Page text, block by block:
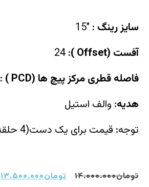
سایز رینگ :
15″
آفست (Offset )
:
24
فاصله قطری مرکز پیچ ها (PCD )
:
هدیه: والف استیل
توجه: قیمت برای یک دست(4 حلقه) میباشد.
تومان۱۴.۰۰۰.۰۰۰ تومان۱۳.۵۰۰.۰۰۰